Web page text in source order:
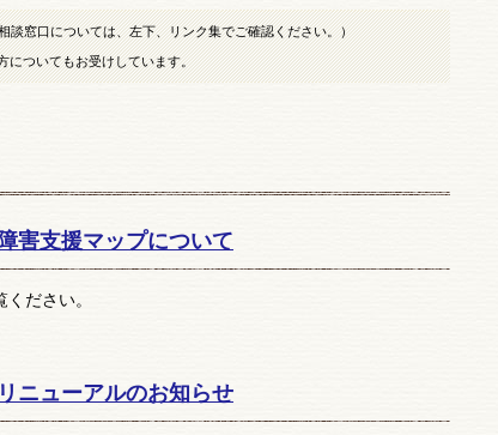
窓口については、左下、リンク集でご確認ください。）
についてもお受けしています。
害支援マップについて
ださい。
ニューアルのお知らせ